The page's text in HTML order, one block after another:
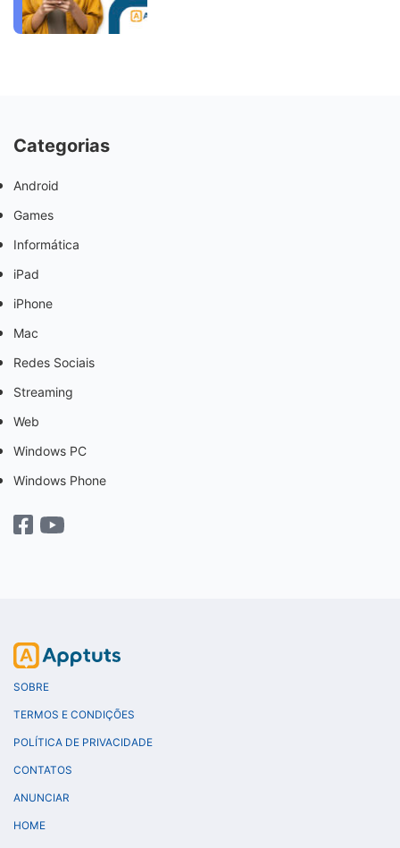
Categorias
Android
Games
Informática
iPad
iPhone
Mac
Redes Sociais
Streaming
Web
Windows PC
Windows Phone
SOBRE
TERMOS E CONDIÇÕES
POLÍTICA DE PRIVACIDADE
CONTATOS
ANUNCIAR
HOME